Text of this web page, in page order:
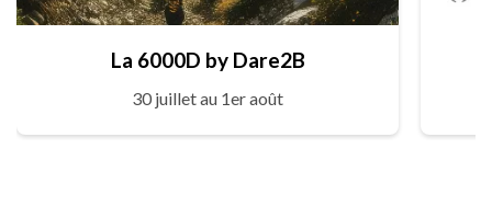
La 6000D by Dare2B
30 juillet au 1er août